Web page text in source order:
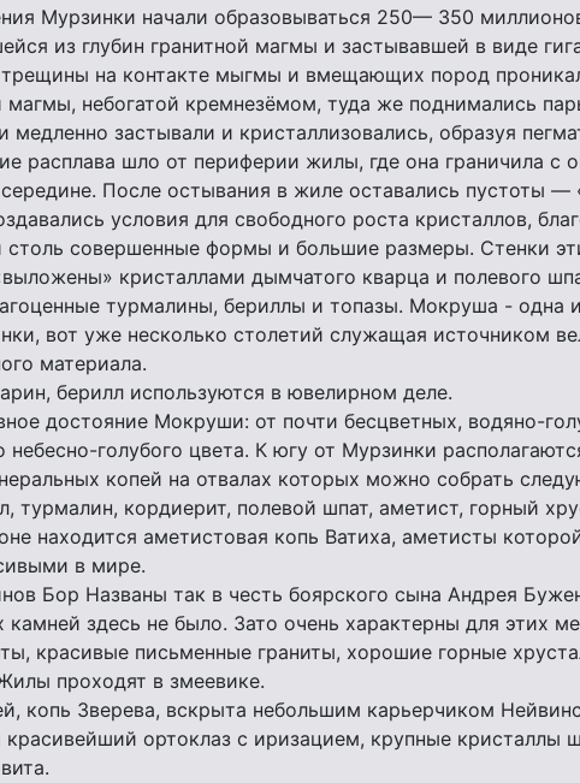
Мурзинки начали образовываться 250— 350
из глубин гранитной магмы и застывавшей в виде
трещины на контакте мыгмы и вмещающих пород
небогатой кремнезёмом, туда же поднимались
медленно застывали и кристаллизовались, образуя
расплава шло от периферии жилы, где она граничила
После остывания в жиле оставались пустоты —
условия для свободного роста кристаллов,
столь совершенные формы и большие размеры. Стенки
кристаллами дымчатого кварца и полевого
турмалины, бериллы и топазы. Мокруша - одна
вот уже несколько столетий служащая источником
материала.
берилл используются в ювелирном деле.
достояние Мокруши: от почти бесцветных, водяно-
небесно-голубого цвета. К югу от Мурзинки
копей на отвалах которых можно собрать
турмалин, кордиерит, полевой шпат, аметист, горный
находится аметистовая копь Ватиха, аметисты
в мире.
Бор Названы так в честь боярского сына Андрея
камней здесь не было. Зато очень характерны для этих
красивые письменные граниты, хорошие горные
проходят в змеевике.
копь Зверева, вскрыта небольшим карьерчиком
красивейший ортоклаз с иризацием, крупные кристаллы